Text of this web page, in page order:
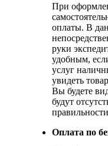
При
оплаты. В
руки
удобным,
услуг
увидеть
Вы будете
будут
Оплата по